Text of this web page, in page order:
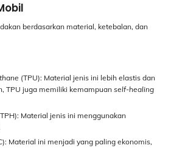
berdasarkan material, ketebalan, dan
(TPU): Material jenis ini lebih elastis dan
TPU juga memiliki kemampuan self-healing
Material jenis ini menggunakan
Material ini menjadi yang paling ekonomis,